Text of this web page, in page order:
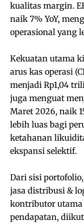
kualitas margin.
naik 7% YoY,
operasional yang
Kekuatan utama
arus kas operasi
menjadi Rp1,04
juga menguat
Maret 2026, naik
lebih luas bagi
ketahanan
ekspansi selektif.
Dari sisi
jasa distribusi &
kontributor utama
pendapatan,